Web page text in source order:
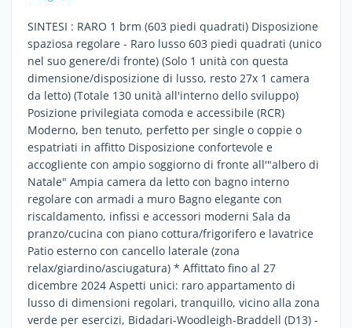
SINTESI : RARO 1 brm (603 piedi quadrati) Disposizione
spaziosa regolare - Raro lusso 603 piedi quadrati (unico
nel suo genere/di fronte) (Solo 1 unità con questa
dimensione/disposizione di lusso, resto 27x 1 camera
da letto) (Totale 130 unità all'interno dello sviluppo)
Posizione privilegiata comoda e accessibile (RCR)
Moderno, ben tenuto, perfetto per single o coppie o
espatriati in affitto Disposizione confortevole e
accogliente con ampio soggiorno di fronte all'"albero di
Natale" Ampia camera da letto con bagno interno
regolare con armadi a muro Bagno elegante con
riscaldamento, infissi e accessori moderni Sala da
pranzo/cucina con piano cottura/frigorifero e lavatrice
Patio esterno con cancello laterale (zona
relax/giardino/asciugatura) * Affittato fino al 27
dicembre 2024 Aspetti unici: raro appartamento di
lusso di dimensioni regolari, tranquillo, vicino alla zona
verde per esercizi, Bidadari-Woodleigh-Braddell (D13) -